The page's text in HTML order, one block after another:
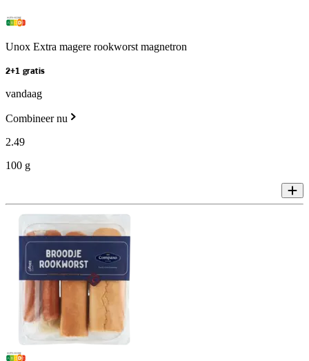
Unox Extra magere rookworst magnetron
2+1 gratis
vandaag
Combineer nu
2.49
100 g